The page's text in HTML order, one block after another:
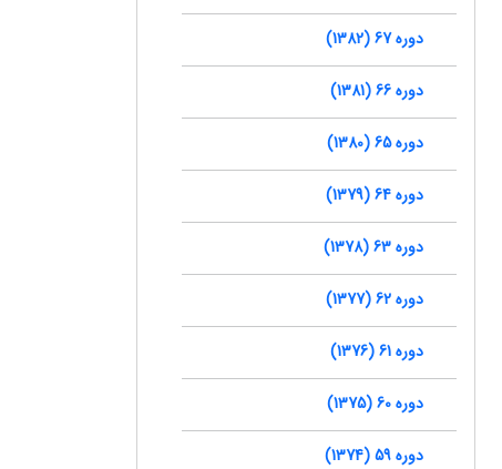
دوره 67 (1382)
دوره 66 (1381)
دوره 65 (1380)
دوره 64 (1379)
دوره 63 (1378)
دوره 62 (1377)
دوره 61 (1376)
دوره 60 (1375)
دوره 59 (1374)